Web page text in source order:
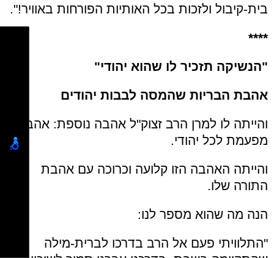
בית-קיבול ולזכות בכל האותיות הפורחות באוויר!".
****
"הנשיקה תזכיר לו שהוא יהודי"
אהבת הבריות שהמסה לבבות יהודים
והייתה לו למרן הרב זצוק"ל אהבה נוספת: אהבה
מפעמת לכל יהודי.
והייתה האהבה הזו קלועה וכרוכה עם אהבת
התורה שלו.
הנה מה שהוא מספר לנו:
"התלוויתי פעם אל הרב בדרכו לברית-מילה